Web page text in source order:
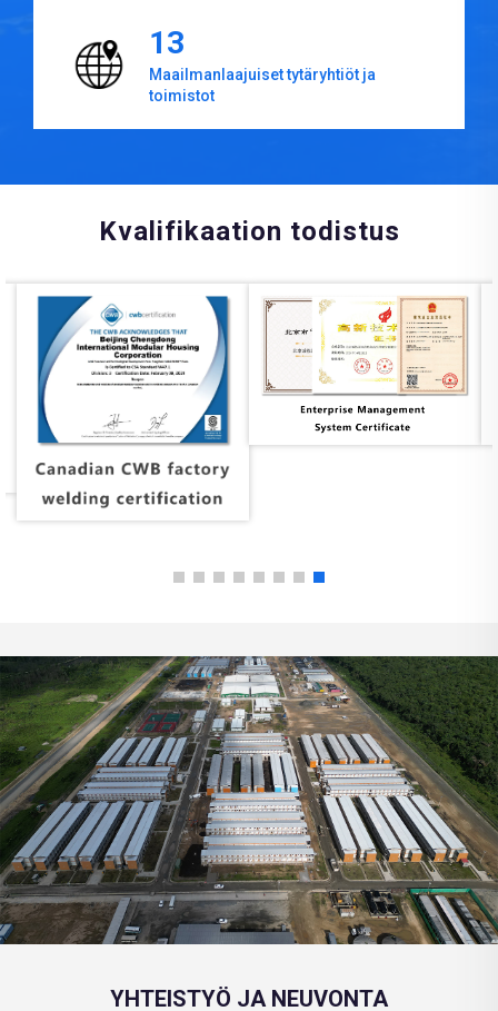
13
Maailmanlaajuiset tytäryhtiöt ja
toimistot
Kvalifikaation todistus
YHTEISTYÖ JA NEUVONTA